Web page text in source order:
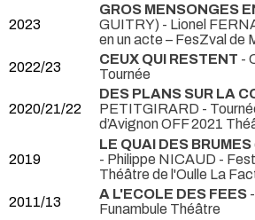
2023
GROS MENSONGES
GUITRY) - Lionel
en un acte – FesZval de
2022/23
CEUX QUI RESTENT -
Tournée
2020/21/22
DES PLANS SUR LA
PETITGIRARD -
d’Avignon OFF 2021
2019
LE QUAI DES BRUMES
- Philippe NICAUD -
Théâtre de l'Oulle La
2011/13
A L'ECOLE DES FEES
Funambule Théâtre